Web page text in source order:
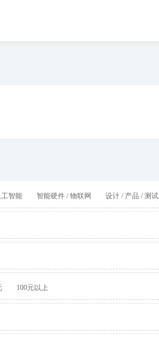
工智能 智能硬件 / 物联网 设计 / 产品 / 测试
100元以上